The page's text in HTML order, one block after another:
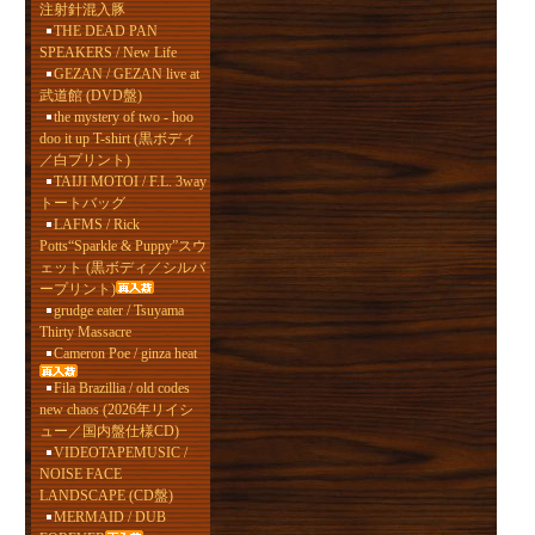
注射針混入豚
THE DEAD PAN
SPEAKERS / New Life
GEZAN / GEZAN live at
武道館 (DVD盤)
the mystery of two - hoo
doo it up T-shirt (黒ボディ
／白プリント)
TAIJI MOTOI / F.L. 3way
トートバッグ
LAFMS / Rick
Potts“Sparkle & Puppy”スウ
ェット (黒ボディ／シルバ
ープリント)
grudge eater / Tsuyama
Thirty Massacre
Cameron Poe / ginza heat
Fila Brazillia / old codes
new chaos (2026年リイシ
ュー／国内盤仕様CD)
VIDEOTAPEMUSIC /
NOISE FACE
LANDSCAPE (CD盤)
MERMAID / DUB